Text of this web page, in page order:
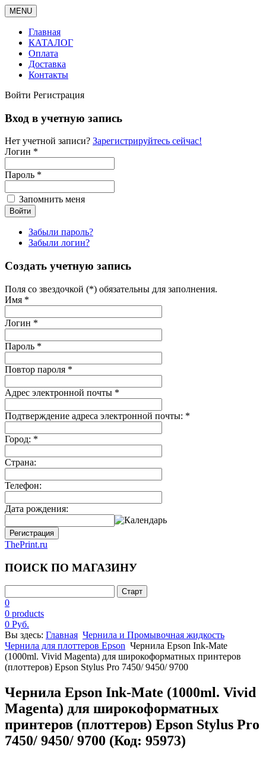
MENU
Главная
КАТАЛОГ
Оплата
Доставка
Контакты
Войти Регистрация
Вход в учетную запись
Нет учетной записи? Зарегистрируйтесь сейчас!
Логин *
Пароль *
Запомнить меня
Забыли пароль?
Забыли логин?
Создать учетную запись
Поля со звездочкой (*) обязательны для заполнения.
Имя *
Логин *
Пароль *
Повтор пароля *
Адрес электронной почты *
Подтверждение адреса электронной почты: *
Город: *
Страна:
Телефон:
Дата рождения:
Регистрация
ThePrint.ru
ПОИСК ПО МАГАЗИНУ
0
0 products
0 Руб.
Вы здесь: Главная Чернила и Промывочная жидкость
Чернила для плоттеров Epson Чернила Epson Ink-Mate
(1000ml. Vivid Magenta) для широкоформатных принтеров
(плоттеров) Epson Stylus Pro 7450/ 9450/ 9700
Чернила Epson Ink-Mate (1000ml. Vivid
Magenta) для широкоформатных
принтеров (плоттеров) Epson Stylus Pro
7450/ 9450/ 9700 (Код: 95973)